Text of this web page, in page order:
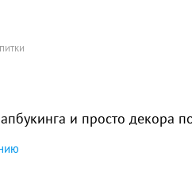
и просто декора